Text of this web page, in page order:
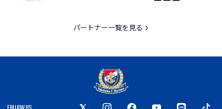
パートナー一覧を見る